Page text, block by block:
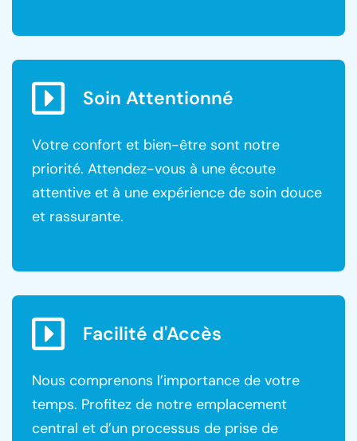
Soin Attentionné
Votre confort et bien-être sont notre
priorité. Attendez-vous à une écoute
attentive et à une expérience de soin douce
et rassurante.
Facilité d'Accès
Nous comprenons l’importance de votre
temps. Profitez de notre emplacement
central et d’un processus de prise de